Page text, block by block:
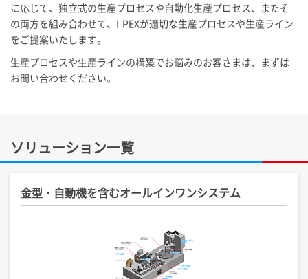
に応じて、独立式の生産プロセスや自動化生産プロセス、またそ
の両方を組み合わせて、 I-PEXが適切な生産プロセスや生産ライン
をご提案いたします。
生産プロセスや生産ラインの構築でお悩みのお客さまは、まずは
お問い合わせください。
ソリューション一覧
金型・自動機を含むオールインワンシステム